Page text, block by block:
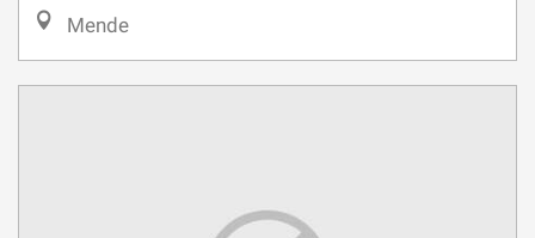
Mende